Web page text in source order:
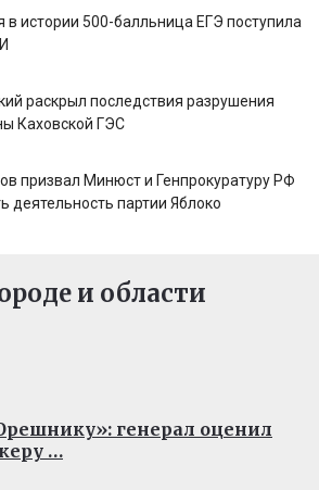
в истории 500-балльница ЕГЭ поступила
раскрыл последствия разрушения
Каховской ГЭС
призвал Минюст и Генпрокуратуру РФ
деятельность партии Яблоко
и области
генерал оценил
…